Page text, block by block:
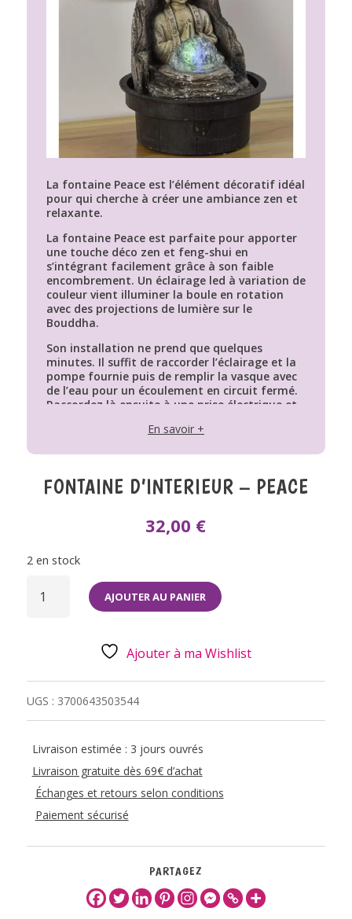
La fontaine Peace est l’élément décoratif idéal
pour qui cherche à créer une ambiance zen et
relaxante.
La fontaine Peace est parfaite pour apporter
une touche déco zen et feng-shui en
s’intégrant facilement grâce à son faible
encombrement. Un éclairage led à variation de
couleur vient illuminer la boule en rotation
avec des projections de lumière sur le
Bouddha.
Son installation ne prend que quelques
minutes. Il suffit de raccorder l’éclairage et la
pompe fournie puis de remplir la vasque avec
de l’eau pour un écoulement en circuit fermé.
Raccordez là ensuite à une prise électrique et
Les + Produit :
Boule en rotation.
En savoir +
FONTAINE D’INTERIEUR – PEACE
32,00 €
2 en stock
DE
FONTAINE
D'INTERIEUR
AJOUTER AU PANIER
Ajouter à ma Wishlist
UGS : 3700643503544
Livraison estimée : 3 jours ouvrés
Livraison gratuite dès 69€ d’achat
Échanges et retours selon conditions
Paiement sécurisé
PARTAGEZ